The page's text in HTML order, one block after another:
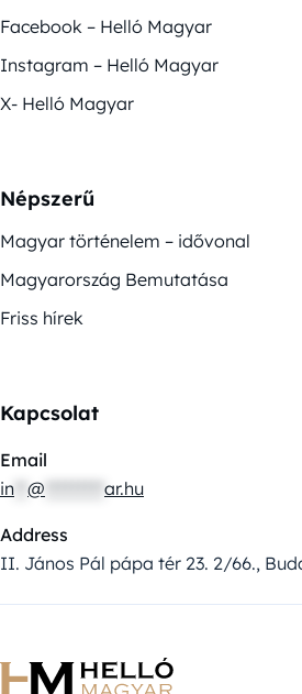
Facebook – Helló Magyar
Instagram – Helló Magyar
X- Helló Magyar
Népszerű
Magyar történelem – idővonal
Magyarország Bemutatása
Friss hírek
Kapcsolat
Email
in @ ar.hu
Address
II. János Pál pápa tér 23. 2/66.,